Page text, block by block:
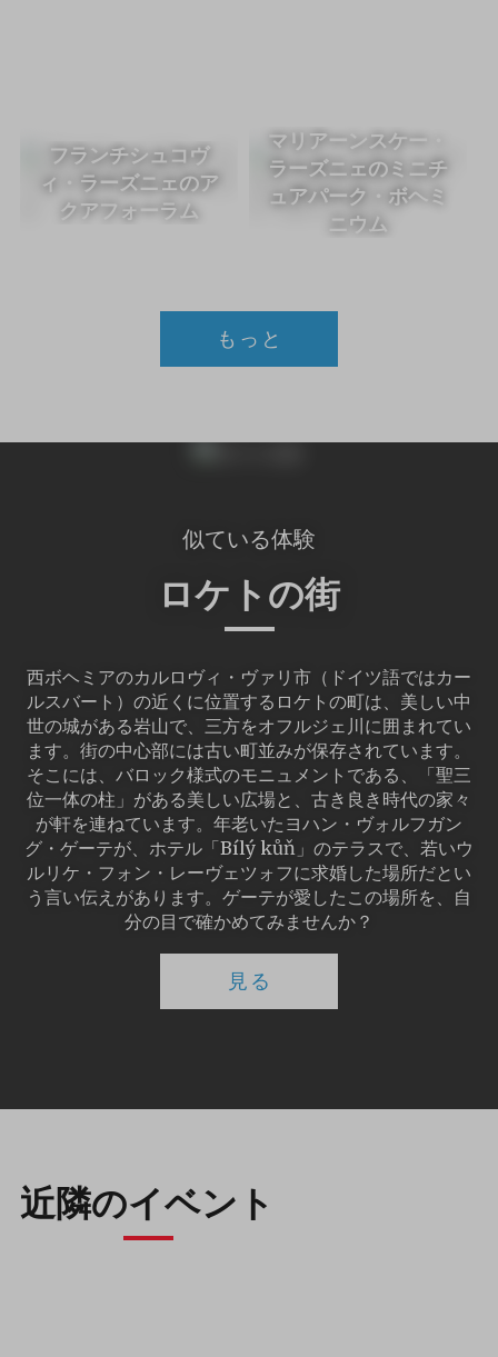
フランチシュコヴ
ィ・ラーズニェのア
クアフォーラム
マリアーンスケー・
ラーズニェのミニチ
ュアパーク・ボヘミ
ニウム
もっと
似ている体験
ロケトの街
西ボヘミアのカルロヴィ・ヴァリ市（ドイツ語ではカー
ルスバート）の近くに位置するロケトの町は、美しい中
世の城がある岩山で、三方をオフルジェ川に囲まれてい
ます。街の中心部には古い町並みが保存されています。
そこには、バロック様式のモニュメントである、「聖三
位一体の柱」がある美しい広場と、古き良き時代の家々
が軒を連ねています。年老いたヨハン・ヴォルフガン
グ・ゲーテが、ホテル「Bílý kůň」のテラスで、若いウ
ルリケ・フォン・レーヴェツォフに求婚した場所だとい
う言い伝えがあります。ゲーテが愛したこの場所を、自
分の目で確かめてみませんか？
見る
近隣のイベント